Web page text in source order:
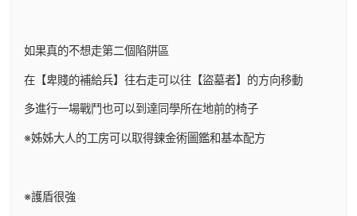
如果真的不想走第二個陷阱區
在【卑賤的補給兵】往右走可以往【盜墓者】的方向移動
多進行一場戰鬥也可以到達同學所在地前的椅子
※姊姊大人的工房可以取得鍊金術圖鑑和基本配方
※護盾很強